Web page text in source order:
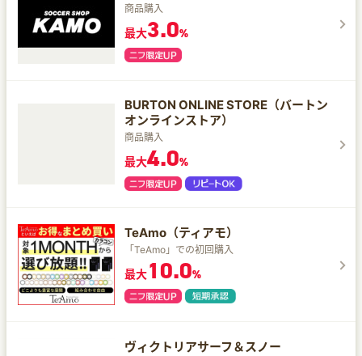
商品購入
最大3.0%
BURTON ONLINE STORE（バートン
オンラインストア）
商品購入
最大4.0%
TeAmo（ティアモ）
「TeAmo」での初回購入
最大10.0%
ヴィクトリアサーフ＆スノー